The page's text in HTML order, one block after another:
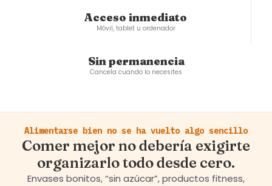
Acceso inmediato
Móvil, tablet u ordenador
Sin permanencia
Cancela cuando lo necesites
Alimentarse bien no se ha vuelto algo sencillo
Comer mejor no debería exigirte
organizarlo todo desde cero.
Envases bonitos, “sin azúcar”, productos fitness,